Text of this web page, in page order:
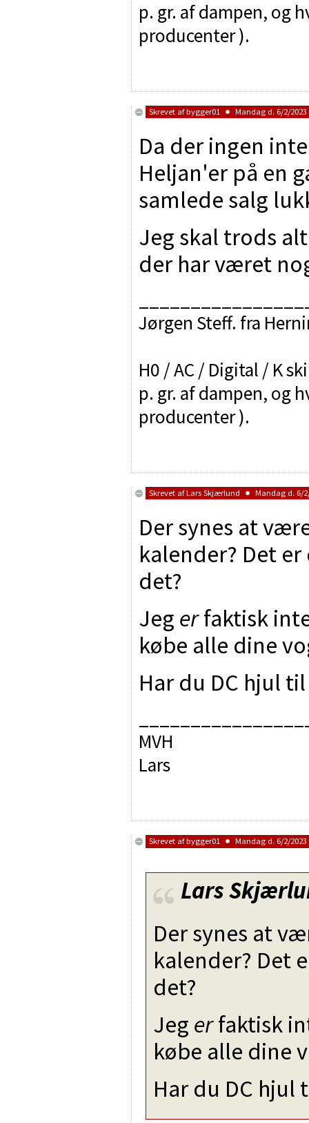
p. gr. af dampen, og
producenter ).
Skrevet afbygger01 Mandag d. 6/2/2023
Da der ingen
Heljan'er på en
samlede salg
Jeg skal trods
der har været
Jørgen Steff. fra
H0 / AC / Digital / K
p. gr. af dampen, og
producenter ).
Skrevet afLars Skjærlund Mandag d. 6/
Der synes at
kalender? Det
det?
Jeg erfaktisk
købe alle dine
Har du DC hjul
MVH
Lars
Skrevet afbygger01 Mandag d. 6/2/2023
Lars
Der synes at
kalender? Det
det?
Jeg erfaktisk
købe alle dine
Har du DC hjul